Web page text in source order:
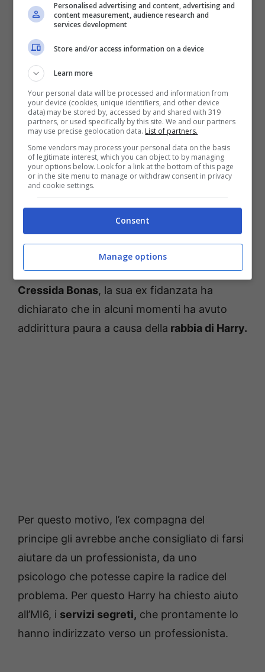
A Palazzo le voci circolano,
ed anche l’ex compagna di
Harry conferma
Con suo fratello non aveva un buon legame, e
per questo le discussioni erano frequenti.
Cressida Bonas, la sua ex fidanzata ha
dichiarato che in alcuni momenti ha avuto
addirittura paura a causa della rabbia di Harry.
Per questo motivo, l’ex compagna del
principe gli avrebbe anche consigliato di farsi
aiutare da un professionista, da uno
psicologo che potesse capire la radice del
problema. Per questo Harry ha chiesto aiuto
all’MI6, i servizi segreti, che prontamente lo
hanno indirizzato verso un professionista.
Personalised advertising and content, advertising and
content measurement, audience research and
services development
Store and/or access information on a device
Learn more
Your personal data will be processed and information from
your device (cookies, unique identifiers, and other device
data) may be stored by, accessed by and shared with 319
partners, or used specifically by this site. We and our partners
may use precise geolocation data. List of partners.
Some vendors may process your personal data on the basis
of legitimate interest, which you can object to by managing
your options below. Look for a link at the bottom of this page
or in the site menu to manage or withdraw consent in privacy
and cookie settings.
Consent
Manage options